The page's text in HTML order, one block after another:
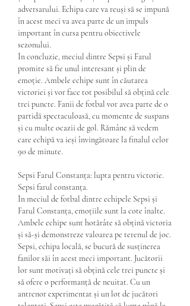
adversarului. Echipa care va reuși să se impună
în acest meci va avea parte de un impuls
important în cursa pentru obiectivele
sezonului.
În concluzie, meciul dintre Sepsi și Farul
promite să fie unul interesant și plin de
emoție. Ambele echipe sunt în căutarea
victoriei și vor face tot posibilul să obțină cele
trei puncte. Fanii de fotbal vor avea parte de o
partidă spectaculoasă, cu momente de suspans
și cu multe ocazii de gol. Rămâne să vedem
care echipă va ieși învingătoare la finalul celor
90 de minute.
Sepsi Farul Constanța: lupta pentru victorie.
Sepsi farul constanța.
În meciul de fotbal dintre echipele Sepsi și
Farul Constanța, emoțiile sunt la cote înalte.
Ambele echipe sunt hotărâte să obțină victoria
și să-și demonstreze valoarea pe terenul de joc.
Sepsi, echipa locală, se bucură de susținerea
fanilor săi în acest meci important. Jucătorii
lor sunt motivați să obțină cele trei puncte și
să ofere o performanță de neuitat. Cu un
antrenor experimentat și un lot de jucători